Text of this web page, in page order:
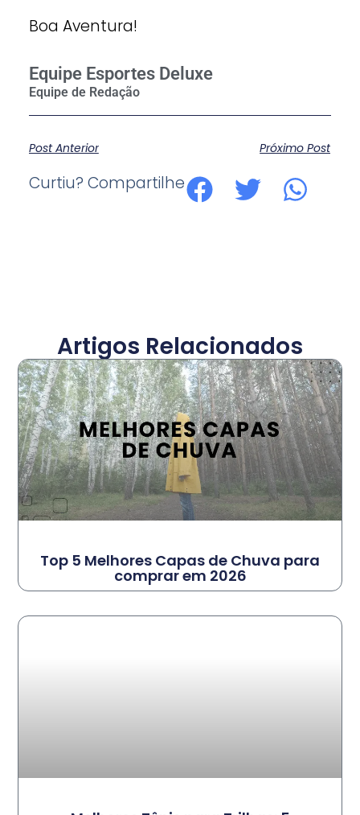
Boa Aventura!
Equipe Esportes Deluxe
Post Anterior Próximo Post
Curtiu? Compartilhe
Artigos Relacionados
Top 5 Melhores Capas de Chuva para
comprar em 2026